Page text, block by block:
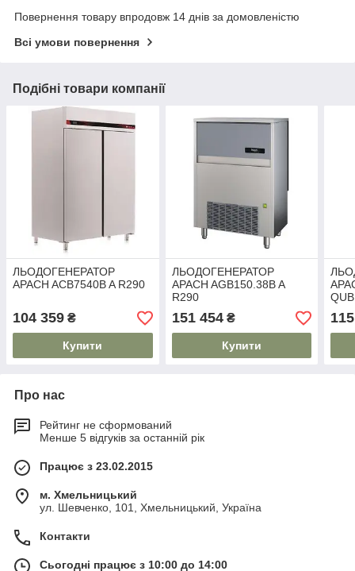
Повернення товару впродовж 14 днів за домовленістю
Всі умови повернення
Подібні товари компанії
ЛЬОДОГЕНЕРАТОР
APACH ACB7540B A R290
104 359 ₴
Купити
ЛЬОДОГЕНЕРАТОР
APACH AGB150.38B A
R290
151 454₴
Купити
Про нас
Рейтинг не сформований
Менше 5 відгуків за останній рік
Працює з 23.02.2015
м. Хмельницький
ул. Шевченко, 101, Хмельницький, Україна
Контакти
Сьогодні працює з 10:00 до 14:00